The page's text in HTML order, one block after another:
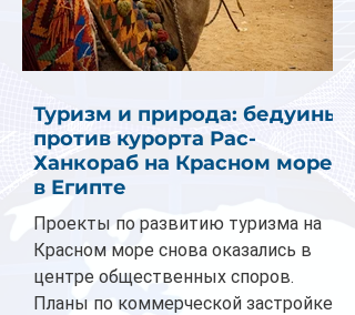
Туризм и природа: бедуины
против курорта Рас-
Ханкораб на Красном море
в Египте
Проекты по развитию туризма на
Красном море снова оказались в
центре общественных споров.
Планы по коммерческой застройке